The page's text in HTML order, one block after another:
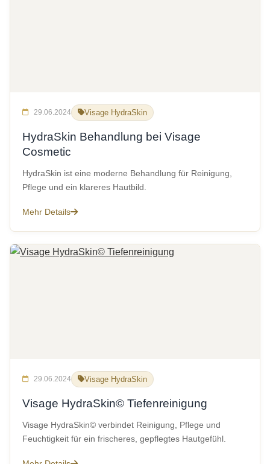
29.06.2024 Visage HydraSkin
HydraSkin Behandlung bei Visage
Cosmetic
HydraSkin ist eine moderne Behandlung für Reinigung,
Pflege und ein klareres Hautbild.
Mehr Details
29.06.2024 Visage HydraSkin
Visage HydraSkin© Tiefenreinigung
Visage HydraSkin© verbindet Reinigung, Pflege und
Feuchtigkeit für ein frischeres, gepflegtes Hautgefühl.